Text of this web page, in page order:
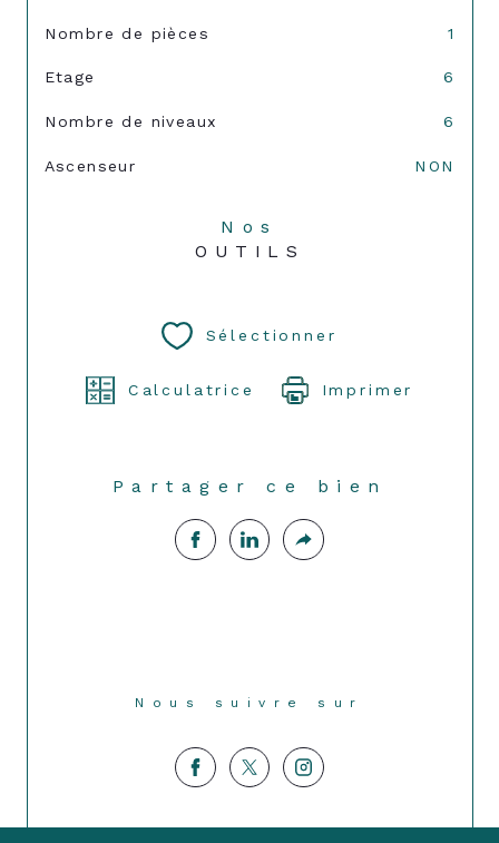
Nombre de pièces 1
Etage 6
Nombre de niveaux 6
Ascenseur NON
Nos
OUTILS
Sélectionner
Calculatrice Imprimer
Partager ce bien
Nous suivre sur